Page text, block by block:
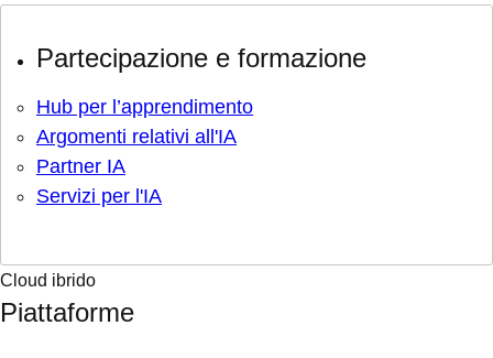
Partecipazione e formazione
Hub per l’apprendimento
Argomenti relativi all'IA
Partner IA
Servizi per l'IA
Cloud ibrido
Piattaforme